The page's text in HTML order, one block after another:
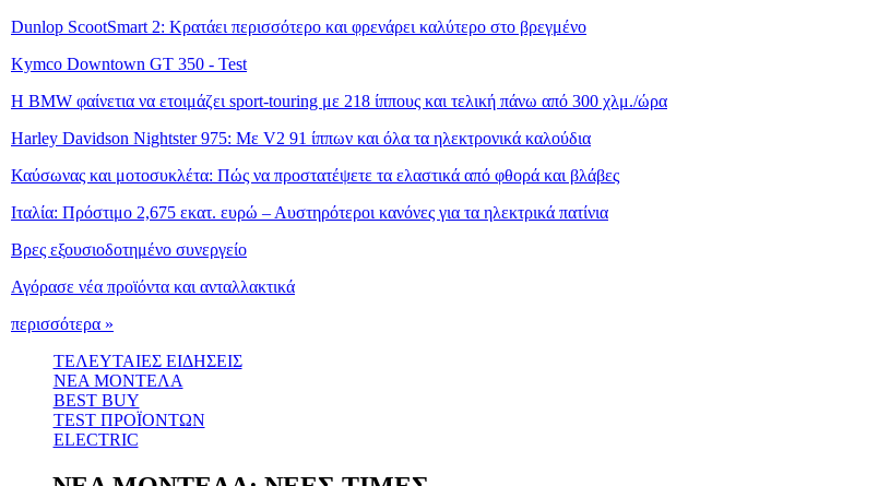
Dunlop ScootSmart 2: Κρατάει περισσότερο και φρενάρει καλύτερο στο βρεγμένο
Kymco Downtown GT 350 - Test
Η BMW φαίνετια να ετοιμάζει sport-touring με 218 ίππους και τελική πάνω από 300 χλμ./ώρα
Harley Davidson Nightster 975: Με V2 91 ίππων και όλα τα ηλεκτρονικά καλούδια
Καύσωνας και μοτοσυκλέτα: Πώς να προστατέψετε τα ελαστικά από φθορά και βλάβες
Ιταλία: Πρόστιμο 2,675 εκατ. ευρώ – Αυστηρότεροι κανόνες για τα ηλεκτρικά πατίνια
Βρες εξουσιοδοτημένο συνεργείο
Αγόρασε νέα προϊόντα και ανταλλακτικά
περισσότερα »
ΤΕΛΕΥΤΑΙΕΣ ΕΙΔΗΣΕΙΣ
ΝΕΑ ΜΟΝΤΕΛΑ
BEST BUY
TEST ΠΡΟΪΟΝΤΩΝ
ELECTRIC